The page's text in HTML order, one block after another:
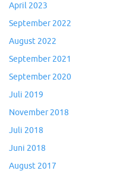
April 2023
September 2022
August 2022
September 2021
September 2020
Juli 2019
November 2018
Juli 2018
Juni 2018
August 2017